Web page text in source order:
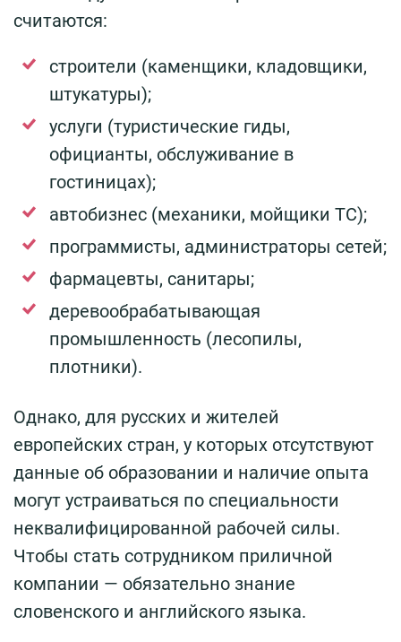
считаются:
строители (каменщики, кладовщики,
штукатуры);
услуги (туристические гиды,
официанты, обслуживание в
гостиницах);
автобизнес (механики, мойщики ТС);
программисты, администраторы сетей;
фармацевты, санитары;
деревообрабатывающая
промышленность (лесопилы,
плотники).
Однако, для русских и жителей
европейских стран, у которых отсутствуют
данные об образовании и наличие опыта
могут устраиваться по специальности
неквалифицированной рабочей силы.
Чтобы стать сотрудником приличной
компании — обязательно знание
словенского и английского языка.